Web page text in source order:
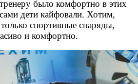
было комфортно в этих
дети кайфовали. Хотим,
спортивные снаряды,
и комфортно.